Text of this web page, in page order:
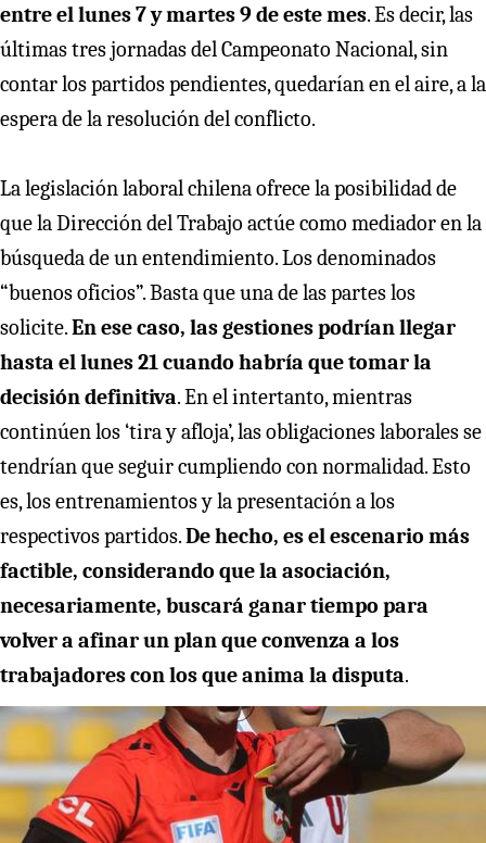
entre el lunes 7 y martes 9 de este mes. Es decir, las
últimas tres jornadas del Campeonato Nacional, sin
contar los partidos pendientes, quedarían en el aire, a la
espera de la resolución del conflicto.
La legislación laboral chilena ofrece la posibilidad de
que la Dirección del Trabajo actúe como mediador en la
búsqueda de un entendimiento. Los denominados
“buenos oficios”. Basta que una de las partes los
solicite.En ese caso, las gestiones podrían llegar
hasta el lunes 21 cuando habría que tomar la
decisión definitiva. En el intertanto, mientras
continúen los ‘tira y afloja’, las obligaciones laborales se
tendrían que seguir cumpliendo con normalidad. Esto
es, los entrenamientos y la presentación a los
respectivos partidos.De hecho, es el escenario más
factible, considerando que la asociación,
necesariamente, buscará ganar tiempo para
volver a afinar un plan que convenza a los
trabajadores con los que anima la disputa.